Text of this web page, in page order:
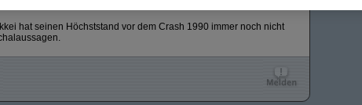
hat seinen Höchststand vor dem Crash 1990 immer noch nicht